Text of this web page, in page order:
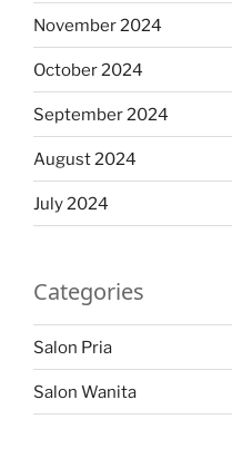
November 2024
October 2024
September 2024
August 2024
July 2024
Categories
Salon Pria
Salon Wanita